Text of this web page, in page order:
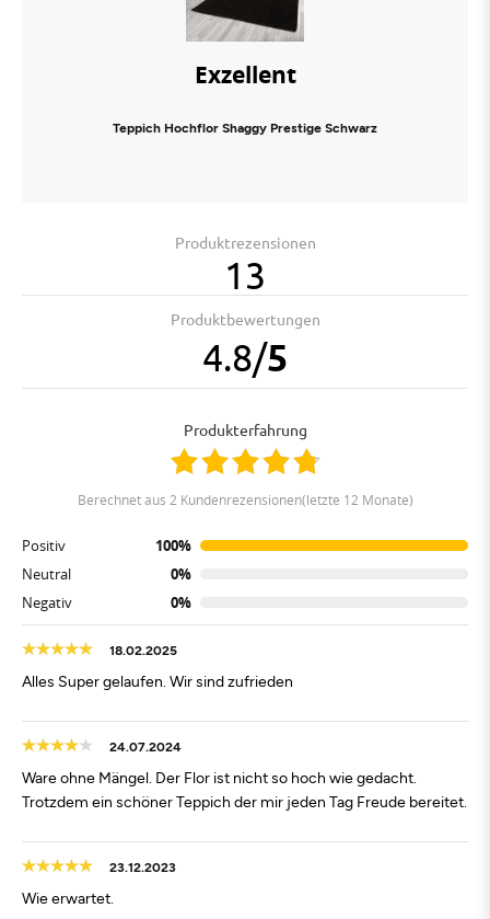
Exzellent
Teppich Hochflor Shaggy Prestige Schwarz
Produktrezensionen
13
Produktbewertungen
4.8/5
Produkterfahrung
berechnet aus 2 Kundenrezensionen(letzte 12 Monate)
Positiv
100%
Neutral
0%
Negativ
0%
18.02.2025
Alles Super gelaufen. Wir sind zufrieden
24.07.2024
Ware ohne Mängel. Der Flor ist nicht so hoch wie gedacht.
Trotzdem ein schöner Teppich der mir jeden Tag Freude bereitet.
23.12.2023
Wie erwartet.